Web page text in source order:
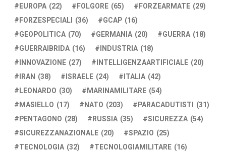
EUROPA (22) FOLGORE (65) FORZEARMATE (29)
FORZESPECIALI (36) GCAP (16)
GEOPOLITICA (70) GERMANIA (20) GUERRA (18)
GUERRAIBRIDA (16) INDUSTRIA (18)
INNOVAZIONE (27) INTELLIGENZAARTIFICIALE (20)
IRAN (38) ISRAELE (24) ITALIA (42)
LEONARDO (30) MARINAMILITARE (54)
MASIELLO (17) NATO (203) PARACADUTISTI (31)
PENTAGONO (28) RUSSIA (35) SICUREZZA (54)
SICUREZZANAZIONALE (20) SPAZIO (25)
TECNOLOGIA (32) TECNOLOGIAMILITARE (16)